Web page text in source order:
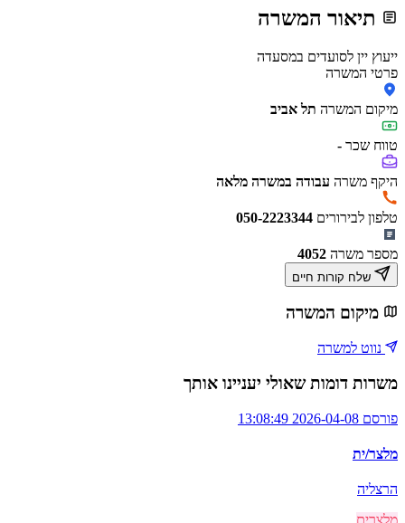
תיאור המשרה
ייעוץ יין לסועדים במסעדה
פרטי המשרה
מיקום המשרה תל אביב
טווח שכר -
היקף משרה עבודה במשרה מלאה
טלפון לבירורים 050-2223344
מספר משרה 4052
מיקום המשרה
נווט למשרה
משרות דומות שאולי יעניינו אותך
פורסם 2026-04-08 13:08:49
מלצר/ית
הרצליה
מלצרים